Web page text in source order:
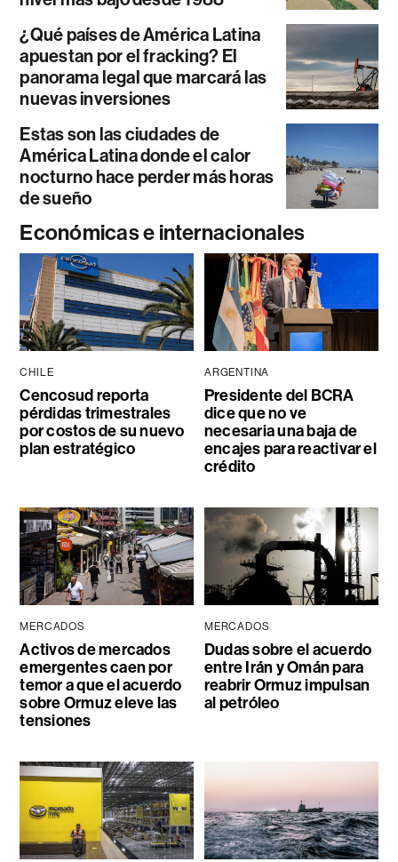
¿Qué países de América Latina
apuestan por el fracking? El
panorama legal que marcará las
nuevas inversiones
Estas son las ciudades de
América Latina donde el calor
nocturno hace perder más horas
de sueño
Económicas e internacionales
CHILE
Cencosud reporta
pérdidas trimestrales
por costos de su nuevo
plan estratégico
ARGENTINA
Presidente del BCRA
dice que no ve
necesaria una baja de
encajes para reactivar el
crédito
MERCADOS
Activos de mercados
emergentes caen por
temor a que el acuerdo
sobre Ormuz eleve las
tensiones
MERCADOS
Dudas sobre el acuerdo
entre Irán y Omán para
reabrir Ormuz impulsan
al petróleo